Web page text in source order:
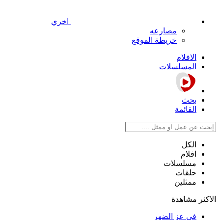
اخري
مصارعه
خريطة الموقع
الافلام
المسلسلات
بحث
القائمة
الكل
افلام
مسلسلات
حلقات
ممثلين
الاكثر مشاهدة
في عز الضهر